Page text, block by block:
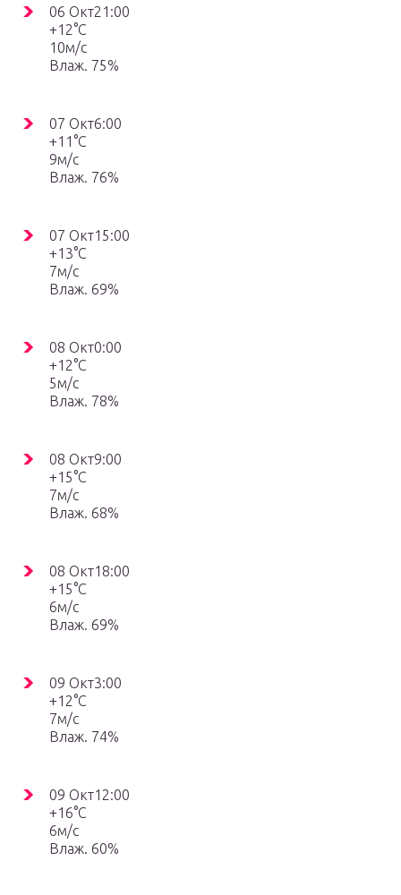
06 Окт21:00
+12°C
10м/с
Влаж. 75%
07 Окт6:00
+11°C
9м/с
Влаж. 76%
07 Окт15:00
+13°C
7м/с
Влаж. 69%
08 Окт0:00
+12°C
5м/с
Влаж. 78%
08 Окт9:00
+15°C
7м/с
Влаж. 68%
08 Окт18:00
+15°C
6м/с
Влаж. 69%
09 Окт3:00
+12°C
7м/с
Влаж. 74%
09 Окт12:00
+16°C
6м/с
Влаж. 60%